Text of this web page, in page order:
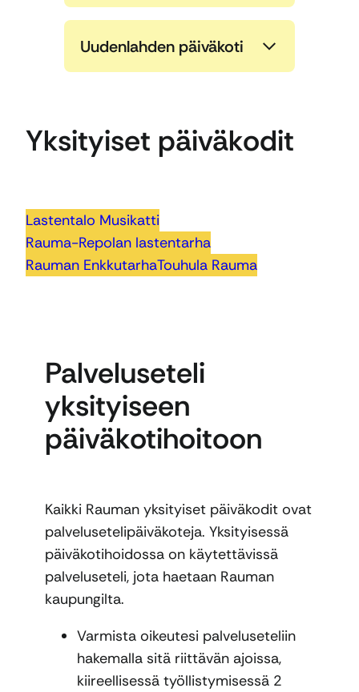
Uudenlahden päiväkoti
Yksityiset päiväkodit
Lastentalo Musikatti
Rauma-Repolan lastentarha
Rauman EnkkutarhaTouhula Rauma
Palveluseteli
yksityiseen
päiväkotihoitoon
Kaikki Rauman yksityiset päiväkodit ovat
palvelusetelipäiväkoteja. Yksityisessä
päiväkotihoidossa on käytettävissä
palveluseteli, jota haetaan Rauman
kaupungilta.
Varmista oikeutesi palveluseteliin
hakemalla sitä riittävän ajoissa,
kiireellisessä työllistymisessä 2